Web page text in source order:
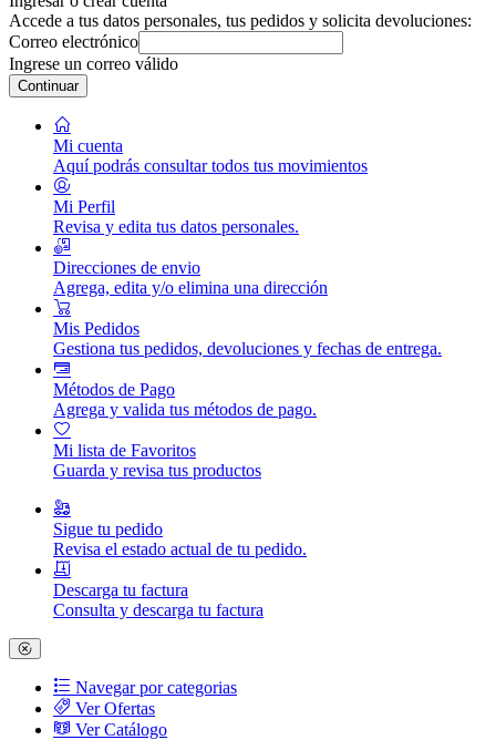
Accede a tus datos personales, tus pedidos y solicita devoluciones:
Correo electrónico
Ingrese un correo válido
Continuar
Mi cuenta
Aquí podrás consultar todos tus movimientos
Mi Perfil
Revisa y edita tus datos personales.
Direcciones de envio
Agrega, edita y/o elimina una dirección
Mis Pedidos
Gestiona tus pedidos, devoluciones y fechas de entrega.
Métodos de Pago
Agrega y valida tus métodos de pago.
Mi lista de Favoritos
Guarda y revisa tus productos
Sigue tu pedido
Revisa el estado actual de tu pedido.
Descarga tu factura
Consulta y descarga tu factura
Navegar por categorias
Ver Ofertas
Ver Catálogo